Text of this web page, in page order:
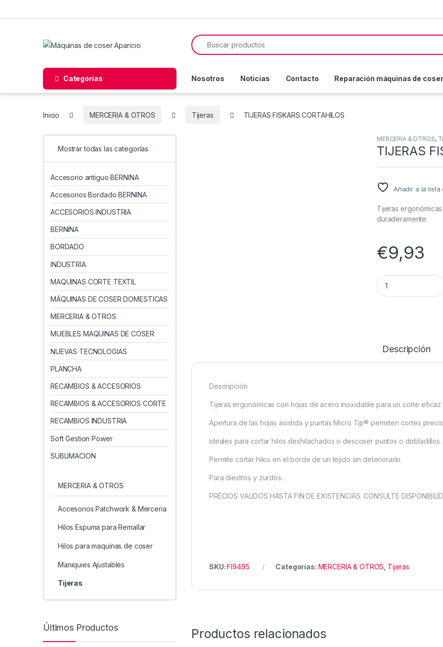
Search for:
Categorías Nosotros Noticias Contacto Reparación máquinas de
Inicio MERCERIA & OTROS Tijeras TIJERAS FISKARS CORTAHILOS
MERCERIA & OTROS,
TIJERAS
Añadir a la lista
Tijeras
duraderamente.
€9,93
TIJERAS
Descripción
Descripción
Tijeras ergonómicas con hojas de acero inoxidable para un corte eficaz
Apertura de las hojas asistida y puntas Micro Tip® permiten cortes
Ideales para cortar hilos deshilachados o descoser puntos o dobladillos.
Permite cortar hilos en el borde de un tejido sin deteriorarlo.
Para diestros y zurdos.
PRECIOS VALIDOS HASTA FIN DE EXISTENCIAS. CONSULTE
SKU:FI9495 Categorías: MERCERIA & OTROS, Tijeras
Productos relacionados
Mostrar todas las categorías
Accesorio antiguo BERNINA
Accesorios Bordado BERNINA
ACCESORIOS INDUSTRIA
BERNINA
BORDADO
INDUSTRIA
MAQUINAS CORTE TEXTIL
MÁQUINAS DE COSER DOMESTICAS
MERCERIA & OTROS
MUEBLES MAQUINAS DE COSER
NUEVAS TECNOLOGIAS
PLANCHA
RECAMBIOS & ACCESORIOS
RECAMBIOS & ACCESORIOS CORTE
RECAMBIOS INDUSTRIA
Soft Gestion Power
SUBLIMACION
MERCERIA & OTROS
Accesorios Patchwork & Merceria
Hilos Espuma para Remallar
Hilos para maquinas de coser
Maniquies Ajustables
Tijeras
Últimos Productos